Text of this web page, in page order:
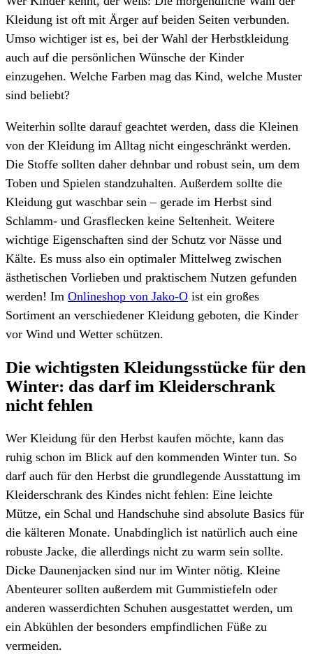
Kleidung ist oft mit Ärger auf beiden Seiten verbunden.
Umso wichtiger ist es, bei der Wahl der Herbstkleidung
auch auf die persönlichen Wünsche der Kinder
einzugehen. Welche Farben mag das Kind, welche Muster
sind beliebt?
Weiterhin sollte darauf geachtet werden, dass die Kleinen
von der Kleidung im Alltag nicht eingeschränkt werden.
Die Stoffe sollten daher dehnbar und robust sein, um dem
Toben und Spielen standzuhalten. Außerdem sollte die
Kleidung gut waschbar sein – gerade im Herbst sind
Schlamm- und Grasflecken keine Seltenheit. Weitere
wichtige Eigenschaften sind der Schutz vor Nässe und
Kälte. Es muss also ein optimaler Mittelweg zwischen
ästhetischen Vorlieben und praktischem Nutzen gefunden
werden! Im Onlineshop von Jako-O ist ein großes
Sortiment an verschiedener Kleidung geboten, die Kinder
vor Wind und Wetter schützen.
Die wichtigsten Kleidungsstücke für den
Winter: das darf im Kleiderschrank
nicht fehlen
Wer Kleidung für den Herbst kaufen möchte, kann das
ruhig schon im Blick auf den kommenden Winter tun. So
darf auch für den Herbst die grundlegende Ausstattung im
Kleiderschrank des Kindes nicht fehlen: Eine leichte
Mütze, ein Schal und Handschuhe sind absolute Basics für
die kälteren Monate. Unabdinglich ist natürlich auch eine
robuste Jacke, die allerdings nicht zu warm sein sollte.
Dicke Daunenjacken sind nur im Winter nötig. Kleine
Abenteurer sollten außerdem mit Gummistiefeln oder
anderen wasserdichten Schuhen ausgestattet werden, um
ein Abkühlen der besonders empfindlichen Füße zu
vermeiden.